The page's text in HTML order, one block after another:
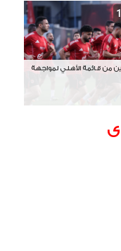
من قائمة الأهلي لمواجهة